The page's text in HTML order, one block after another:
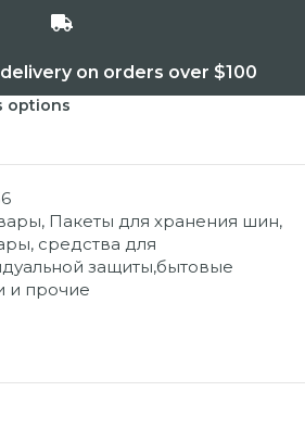
on orders over $100
options
, Пакеты для хранения шин,
средства для
защиты,бытовые
и прочие